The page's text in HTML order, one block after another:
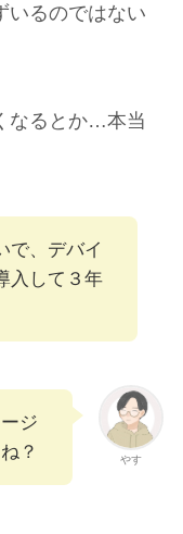
いるのではない
なるとか…本当
で、デバイ
入して３年
やす
ジ
？